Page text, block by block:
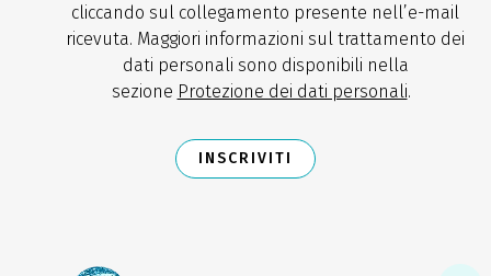
cliccando sul collegamento presente nell’e-mail
ricevuta. Maggiori informazioni sul trattamento dei
dati personali sono disponibili nella
sezione Protezione dei dati personali.
INSCRIVITI